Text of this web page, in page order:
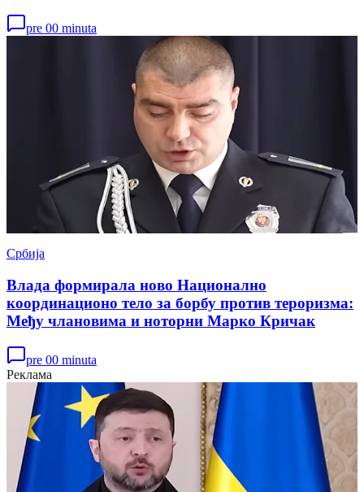
pre 00 minuta
Србија
Влада формирала ново Национално
координационо тело за борбу против тероризма:
Међу члановима и ноторни Марко Кричак
pre 00 minuta
Реклама